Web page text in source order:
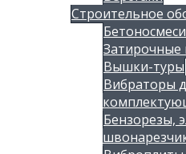
Строительное
Вышки-туры
Вибраторы
Бензорезы,